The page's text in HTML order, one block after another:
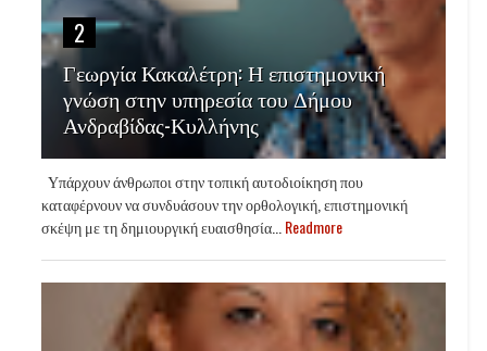
2
Γεωργία Κακαλέτρη: Η επιστημονική
γνώση στην υπηρεσία του Δήμου
Ανδραβίδας-Κυλλήνης
Υπάρχουν άνθρωποι στην τοπική αυτοδιοίκηση που
καταφέρνουν να συνδυάσουν την ορθολογική, επιστημονική
σκέψη με τη δημιουργική ευαισθησία... Readmore